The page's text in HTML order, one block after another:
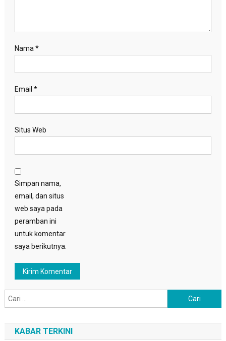
Nama *
Email *
Situs Web
Simpan nama,
email, dan situs
web saya pada
peramban ini
untuk komentar
saya berikutnya.
untuk:
KABAR TERKINI